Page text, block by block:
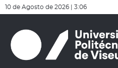
10 de Agosto de 2026 | 3:06